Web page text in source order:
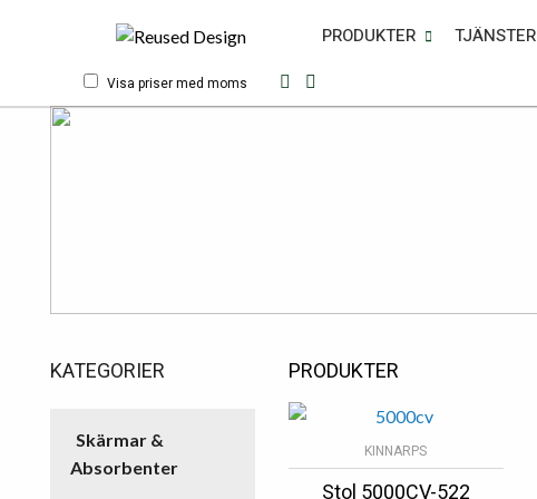
Visa priser med moms
PRODUKTER TJÄNSTER
KATEGORIER
Skärmar &
Absorbenter
PRODUKTER
KINNARPS
Stol 5000CV-522